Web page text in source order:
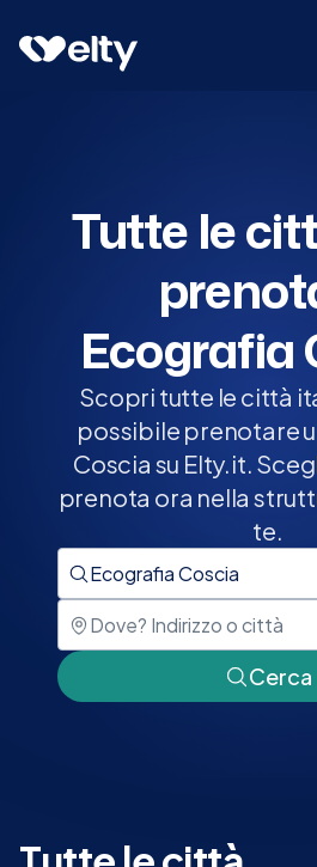
Prenota visita
Tutte le
Ecografia
Scopri tutte le città
possibile prenotare
Coscia su Elty.it.
prenota ora nella
te.
Cerca